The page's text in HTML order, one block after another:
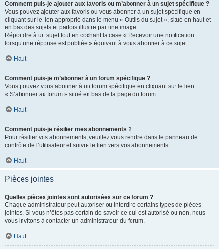
Comment puis-je ajouter aux favoris ou m’abonner à un sujet spécifique ?
Vous pouvez ajouter aux favoris ou vous abonner à un sujet spécifique en
cliquant sur le lien approprié dans le menu « Outils du sujet », situé en haut et
en bas des sujets et parfois illustré par une image.
Répondre à un sujet tout en cochant la case « Recevoir une notification
lorsqu’une réponse est publiée » équivaut à vous abonner à ce sujet.
Haut
Comment puis-je m’abonner à un forum spécifique ?
Vous pouvez vous abonner à un forum spécifique en cliquant sur le lien
« S’abonner au forum » situé en bas de la page du forum.
Haut
Comment puis-je résilier mes abonnements ?
Pour résilier vos abonnements, veuillez vous rendre dans le panneau de
contrôle de l’utilisateur et suivre le lien vers vos abonnements.
Haut
Pièces jointes
Quelles pièces jointes sont autorisées sur ce forum ?
Chaque administrateur peut autoriser ou interdire certains types de pièces
jointes. Si vous n’êtes pas certain de savoir ce qui est autorisé ou non, nous
vous invitons à contacter un administrateur du forum.
Haut